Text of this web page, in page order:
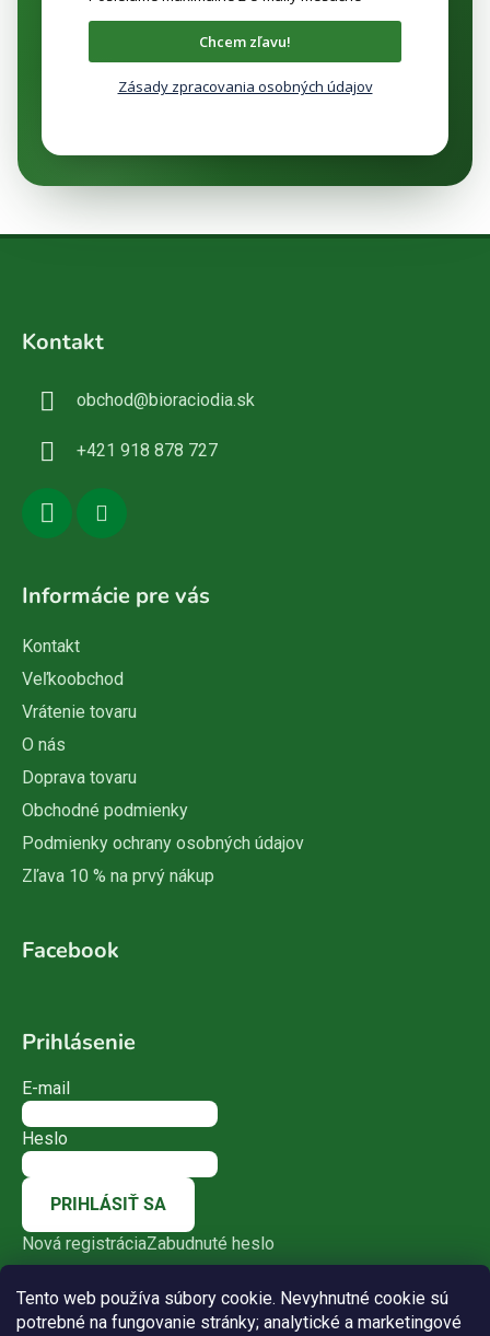
Tento web používa súbory cookie. Nevyhnutné cookie sú
potrebné na fungovanie stránky; analytické a marketingové
Chcem zľavu!
Zásady zpracovania osobných údajov
Kontakt
obchod@bioraciodia.sk
+421 918 878 727
Informácie pre vás
Kontakt
Veľkoobchod
Vrátenie tovaru
O nás
Doprava tovaru
Obchodné podmienky
Podmienky ochrany osobných údajov
Zľava 10 % na prvý nákup
Facebook
Prihlásenie
E-mail
Heslo
PRIHLÁSIŤ SA
Nová registráciaZabudnuté heslo